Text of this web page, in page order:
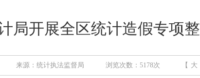
局开展全区统计造假专项
来源：统计执法监督局 浏览次数： 5178次 【 大